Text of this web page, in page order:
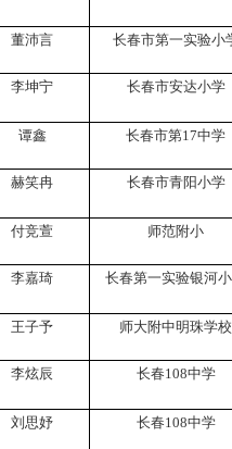
董沛言 长春市第一实验小
李坤宁 长春市安达小学
谭鑫 长春市第17中学
赫笑冉 长春市青阳小学
付竞萱 师范附小
李嘉琦 长春第一实验银河
王子予 师大附中明珠学校
李炫辰 长春108中学
刘思妤 长春108中学